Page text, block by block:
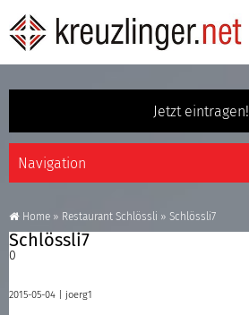
Jetzt eintragen!
Home » Restaurant Schlössli » Schlössli7
Schlössli7
0
2015-05-04 | joerg1